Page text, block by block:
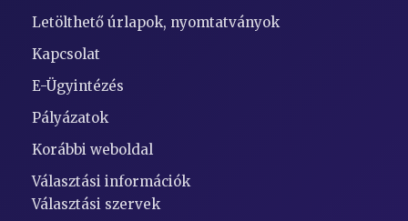
Letölthető úrlapok, nyomtatványok
Kapcsolat
E-Ügyintézés
Pályázatok
Korábbi weboldal
Választási információk
Választási szervek